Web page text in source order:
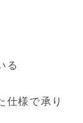
る
仕様で承り